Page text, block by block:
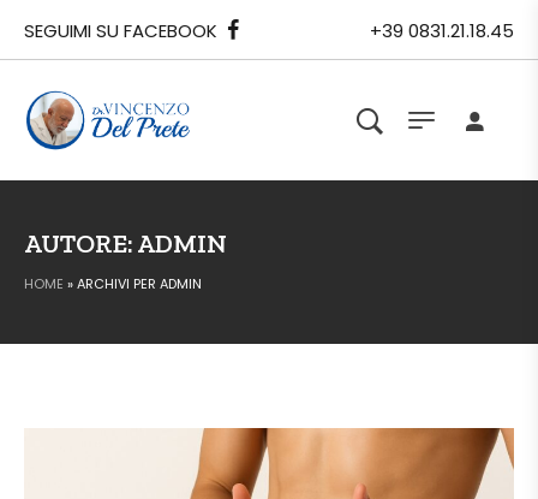
SEGUIMI SU FACEBOOK +39 0831.21.18.45
AUTORE:ADMIN
HOME »ARCHIVI PER ADMIN